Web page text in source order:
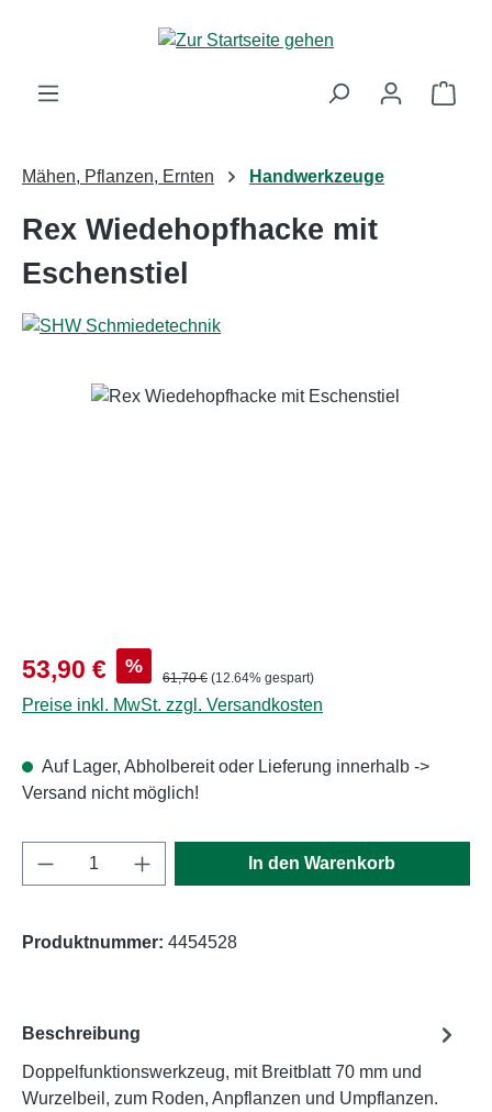
Zum Hauptinhalt springen
Mähen, Pflanzen, Ernten Handwerkzeuge
Rex Wiedehopfhacke mit
Eschenstiel
Bildergalerie überspringen
Verkaufspreis:
53,90 € % Regulärer Preis:
61,70 € (12.64% gespart)
Preise inkl. MwSt. zzgl. Versandkosten
Auf Lager, Abholbereit oder Lieferung innerhalb ->
Versand nicht möglich!
Produkt Anzahl: Gib den gewünschten
In den Warenkorb
Produktnummer: 4454528
Beschreibung
Doppelfunktionswerkzeug, mit Breitblatt 70 mm und
Wurzelbeil, zum Roden, Anpflanzen und Umpflanzen.